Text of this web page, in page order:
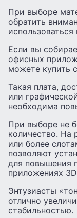
При выборе
обратить
Если вы
офисных
можете купить
Такая плата,
или
необходима
При выборе не
количество. На
или более
позволяют
для повышения
приложениях
Энтузиасты
отлично
стабильностью.